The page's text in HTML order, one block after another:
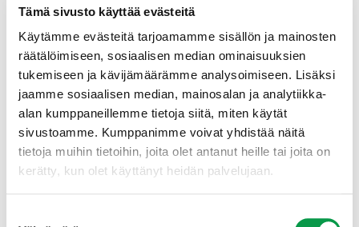
Tämä sivusto käyttää evästeitä
Käytämme evästeitä tarjoamamme sisällön ja mainosten
räätälöimiseen, sosiaalisen median ominaisuuksien
tukemiseen ja kävijämäärämme analysoimiseen. Lisäksi
jaamme sosiaalisen median, mainosalan ja analytiikka-
alan kumppaneillemme tietoja siitä, miten käytät
sivustoamme. Kumppanimme voivat yhdistää näitä
tietoja muihin tietoihin, joita olet antanut heille tai joita on
kerätty, kun olet käyttänyt heidän palvelujaan.
jne. Foorumin suosituksia tuodaan esille
loppuseminaarissa ja muissa tilaisuuksissa sekä
painetussa ja sähköisessä mediassa.
Rahoitus
Metsäpolitiikkafoorumia rahoitti vuosina 2015-2017
Metsämiesten säätiö
, ja vuodesta 2017
rahoituksesta on vastannut